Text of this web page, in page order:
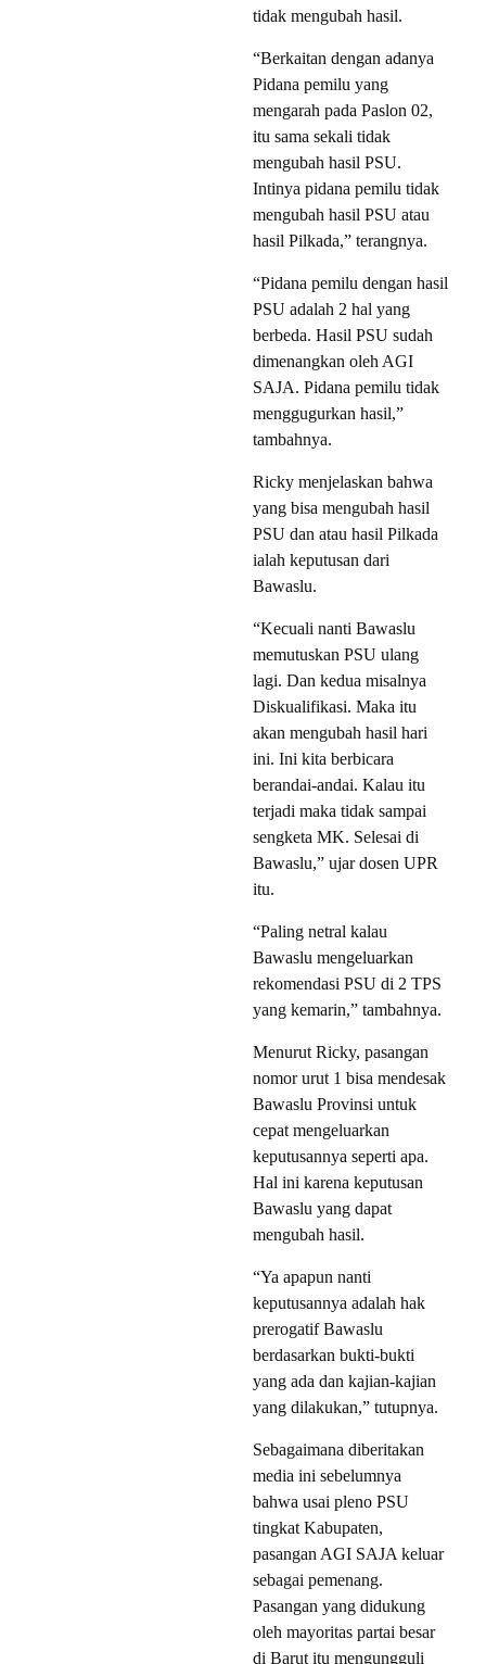
tidak mengubah hasil.
“Berkaitan dengan adanya
Pidana pemilu yang
mengarah pada Paslon 02,
itu sama sekali tidak
mengubah hasil PSU.
Intinya pidana pemilu tidak
mengubah hasil PSU atau
hasil Pilkada,” terangnya.
“Pidana pemilu dengan hasil
PSU adalah 2 hal yang
berbeda. Hasil PSU sudah
dimenangkan oleh AGI
SAJA. Pidana pemilu tidak
menggugurkan hasil,”
tambahnya.
Ricky menjelaskan bahwa
yang bisa mengubah hasil
PSU dan atau hasil Pilkada
ialah keputusan dari
Bawaslu.
“Kecuali nanti Bawaslu
memutuskan PSU ulang
lagi. Dan kedua misalnya
Diskualifikasi. Maka itu
akan mengubah hasil hari
ini. Ini kita berbicara
berandai-andai. Kalau itu
terjadi maka tidak sampai
sengketa MK. Selesai di
Bawaslu,” ujar dosen UPR
itu.
“Paling netral kalau
Bawaslu mengeluarkan
rekomendasi PSU di 2 TPS
yang kemarin,” tambahnya.
Menurut Ricky, pasangan
nomor urut 1 bisa mendesak
Bawaslu Provinsi untuk
cepat mengeluarkan
keputusannya seperti apa.
Hal ini karena keputusan
Bawaslu yang dapat
mengubah hasil.
“Ya apapun nanti
keputusannya adalah hak
prerogatif Bawaslu
berdasarkan bukti-bukti
yang ada dan kajian-kajian
yang dilakukan,” tutupnya.
Sebagaimana diberitakan
media ini sebelumnya
bahwa usai pleno PSU
tingkat Kabupaten,
pasangan AGI SAJA keluar
sebagai pemenang.
Pasangan yang didukung
oleh mayoritas partai besar
di Barut itu mengungguli